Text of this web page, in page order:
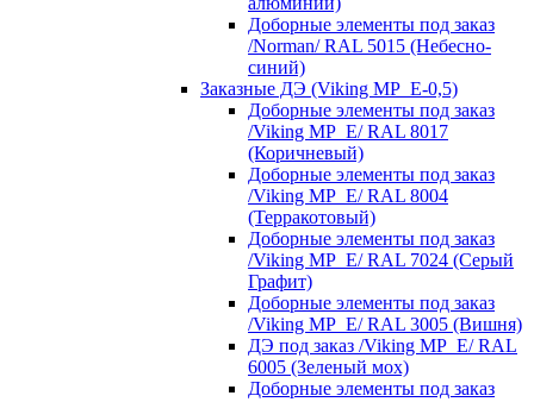
Доборные элементы под заказ
/Norman/ RAL 5015 (Небесно-
синий)
Заказные ДЭ (Viking MP_E-0,5)
Доборные элементы под заказ
/Viking MP_E/ RAL 8017
(Коричневый)
Доборные элементы под заказ
/Viking MP_E/ RAL 8004
(Терракотовый)
Доборные элементы под заказ
/Viking MP_E/ RAL 7024 (Серый
Графит)
Доборные элементы под заказ
/Viking MP_E/ RAL 3005 (Вишня)
ДЭ под заказ /Viking MP_E/ RAL
6005 (Зеленый мох)
Доборные элементы под заказ